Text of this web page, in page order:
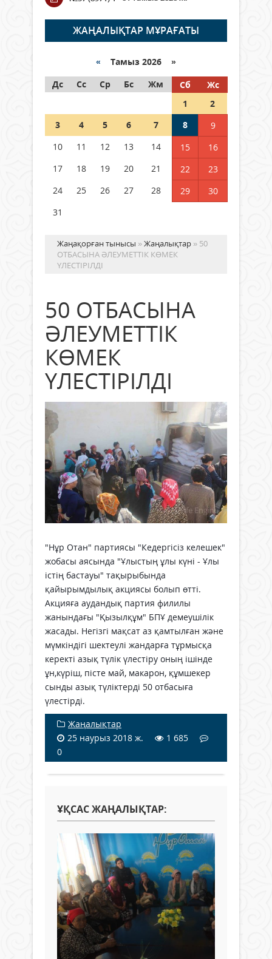
ӨТЕДІ?
06 тамыз 2026 ж. 266
граждане Казахстана,
05 тамыз 2026 ж. 147
Шетелде жүрген Қазақстан
азаматтары қалай дауыс бере
ЖАҢАЛЫҚТАР МҰРАҒАТЫ
« Тамыз 2026 »
Дс
Сс Ср Бс Жм Сб
Жс
1
2
3
4 5 6 7 8
9
10
11 12 13 14 15
16
17
18 19 20 21 22
23
24
25 26 27 28 29
30
31
Жаңақорған тынысы »Жаңалықтар » 50
ОТБАСЫНА ӘЛЕУМЕТТІК КӨМЕК
ҮЛЕСТІРІЛДІ
50 ОТБАСЫНА
ӘЛЕУМЕТТІК
КӨМЕК
ҮЛЕСТІРІЛДІ
"Нұр Отан" партиясы "Кедергісіз келешек"
жобасы аясында "Ұлыстың ұлы күні - Ұлы
істің бастауы" тақырыбында
қайырымдылық акциясы болып өтті.
Акцияға аудандық партия филилы
жанындағы "Қызылқұм" БПҰ демеушілік
жасады. Негізгі мақсат аз қамтылған және
мүмкіндігі шектеулі жандарға тұрмысқа
керекті азық түлік үлестіру оның ішінде
ұн,күріш, пісте май, макарон, құмшекер
сынды азық түліктерді 50 отбасыға
үлестірді.
Жаңалықтар
25 наурыз 2018 ж.
1 685
0
ҰҚСАС ЖАҢАЛЫҚТАР: